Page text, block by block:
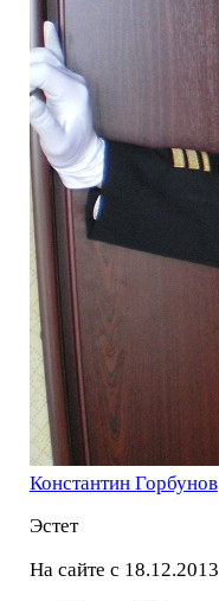
Константин Горбунов
Эстет
На сайте с 18.12.2013